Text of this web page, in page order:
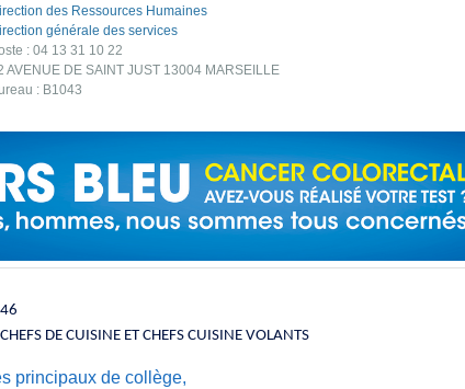
des Ressources Humaines
générale des services
: 04 13 31 10 22
AVENUE DE SAINT JUST 13004 MARSEILLE
: B1043
DE CUISINE ET CHEFS CUISINE VOLANTS
principaux de collège,